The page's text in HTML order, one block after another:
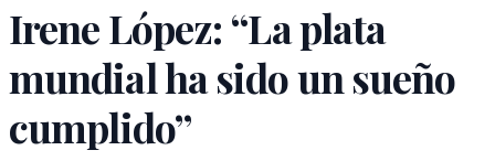
Irene López: “La plata
mundial ha sido un sueño
cumplido”